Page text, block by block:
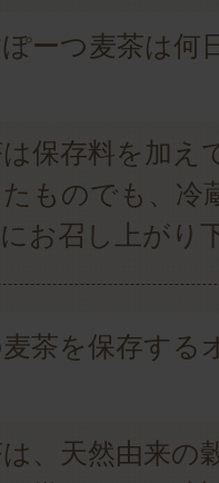
ーつ麦茶は何
保存料を加え
ものでも、冷
お召し上がり
茶を保存する
、天然由来の